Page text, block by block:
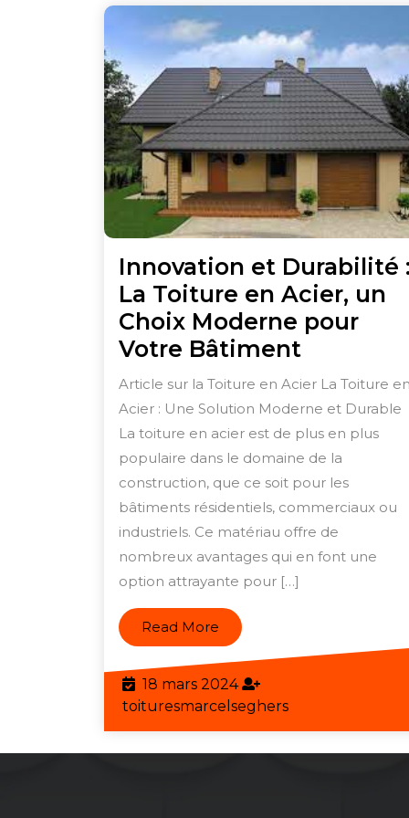
Innovation et Durabilité :
La Toiture en Acier, un
Choix Moderne pour
Votre Bâtiment
et
Durabilité
:
La
Toiture
en
Acier,
un
pour
Article sur la Toiture en Acier La Toiture en
Acier : Une Solution Moderne et Durable
La toiture en acier est de plus en plus
populaire dans le domaine de la
construction, que ce soit pour les
bâtiments résidentiels, commerciaux ou
industriels. Ce matériau offre de
nombreux avantages qui en font une
option attrayante pour […]
Read More Read
More
18 mars 202418
mars
2024
toituresmarcelseghers